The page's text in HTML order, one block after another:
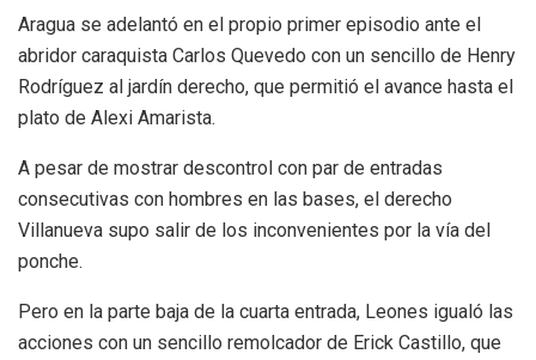
Aragua se adelantó en el propio primer episodio ante el
abridor caraquista Carlos Quevedo con un sencillo de Henry
Rodríguez al jardín derecho, que permitió el avance hasta el
plato de Alexi Amarista.
A pesar de mostrar descontrol con par de entradas
consecutivas con hombres en las bases, el derecho
Villanueva supo salir de los inconvenientes por la vía del
ponche.
Pero en la parte baja de la cuarta entrada, Leones igualó las
acciones con un sencillo remolcador de Erick Castillo, que